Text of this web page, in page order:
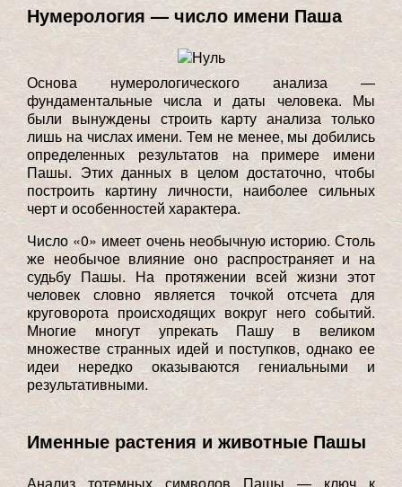
Нумерология — число имени Паша
Основа нумерологического анализа —
фундаментальные числа и даты человека. Мы
были вынуждены строить карту анализа только
лишь на числах имени. Тем не менее, мы добились
определенных результатов на примере имени
Пашы. Этих данных в целом достаточно, чтобы
построить картину личности, наиболее сильных
черт и особенностей характера.
Число «0» имеет очень необычную историю. Столь
же необычое влияние оно распространяет и на
судьбу Пашы. На протяжении всей жизни этот
человек словно является точкой отсчета для
круговорота происходящих вокруг него событий.
Многие многут упрекать Пашу в великом
множестве странных идей и поступков, однако ее
идеи нередко оказываются гениальными и
результативными.
Именные растения и животные Пашы
Анализ тотемных символов Пашы — ключ к